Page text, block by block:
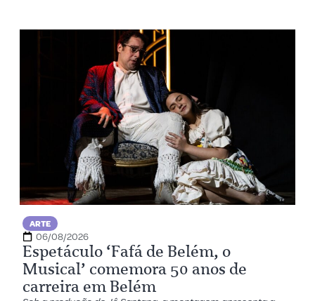
ARTE
06/08/2026
Espetáculo ‘Fafá de Belém, o
Musical’ comemora 50 anos de
carreira em Belém